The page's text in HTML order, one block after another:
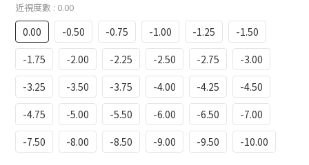
近視度數 : 0.00
0.00 -0.50 -0.75 -1.00 -1.25
-1.50
-1.75
-2.00 -2.25 -2.50 -2.75
-3.00
-3.25
-3.50 -3.75 -4.00 -4.25
-4.50
-4.75
-5.00 -5.50 -6.00 -6.50
-7.00
-7.50
-8.00 -8.50 -9.00 -9.50 -10.00